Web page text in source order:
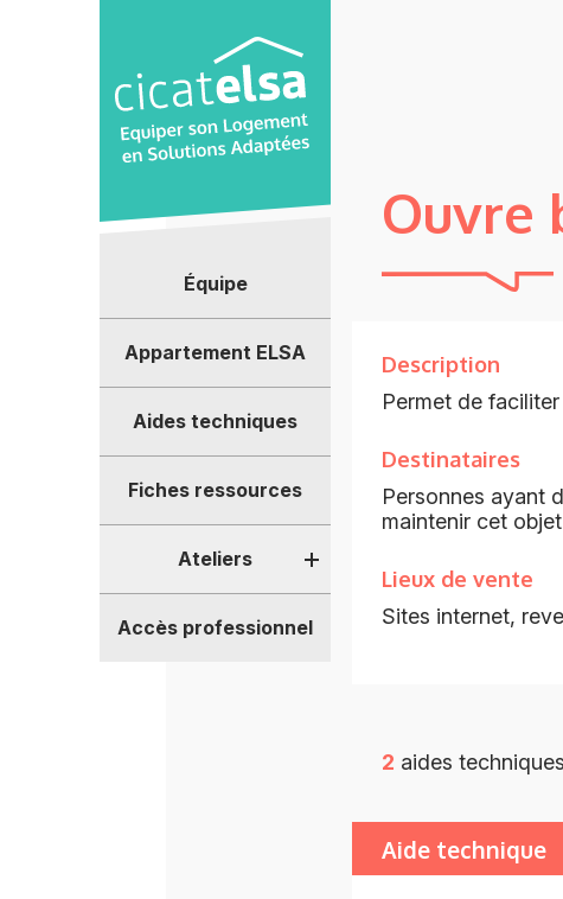
Équipe
Appartement ELSA
Aides techniques
Fiches ressources
Ateliers
Accès professionnel
Ouvre
Description
Permet de
Destinataires
Personnes ayant
maintenir cet
Lieux de vente
Sites internet,
2 aides
Aide technique